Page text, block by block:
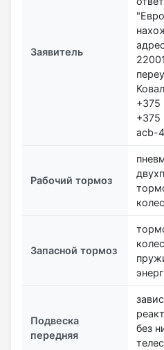
Заявитель
+375
+375
acb-
Рабочий тормоз
Запасной тормоз
Подвеска
передняя
без